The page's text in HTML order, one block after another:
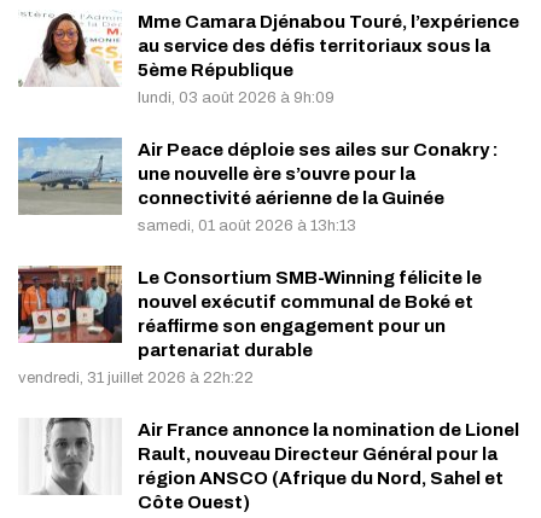
Mme Camara Djénabou Touré, l’expérience
au service des défis territoriaux sous la
5ème République
lundi, 03 août 2026 à 9h:09
Air Peace déploie ses ailes sur Conakry :
une nouvelle ère s’ouvre pour la
connectivité aérienne de la Guinée
samedi, 01 août 2026 à 13h:13
Le Consortium SMB-Winning félicite le
nouvel exécutif communal de Boké et
réaffirme son engagement pour un
partenariat durable
vendredi, 31 juillet 2026 à 22h:22
Air France annonce la nomination de Lionel
Rault, nouveau Directeur Général pour la
région ANSCO (Afrique du Nord, Sahel et
Côte Ouest)